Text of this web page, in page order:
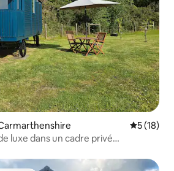
Note
5 (18)
luxe dans un cadre privé